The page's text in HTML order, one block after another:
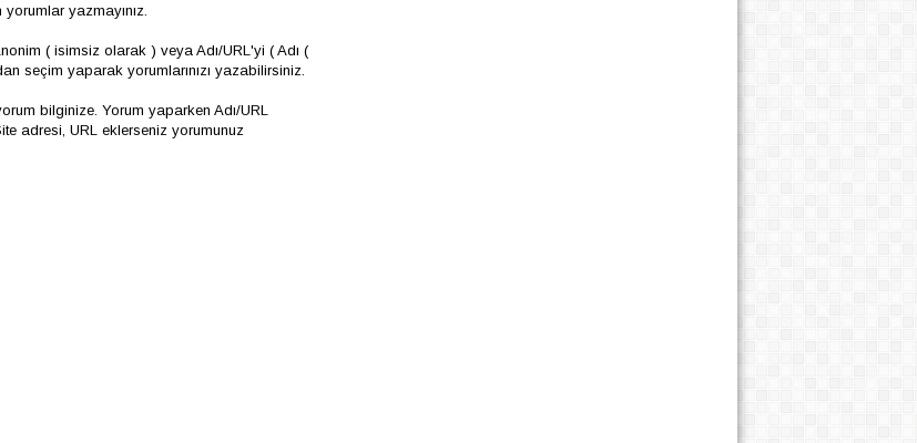
yazmayınız.
( isimsiz olarak ) veya Adı/URL'yi ( Adı (
seçim yaparak yorumlarınızı yazabilirsiniz.
bilginize. Yorum yaparken Adı/URL
adresi, URL eklerseniz yorumunuz